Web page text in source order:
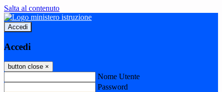
Salta al contenuto
Accedi
Accedi
button close ×
Nome Utente
Password